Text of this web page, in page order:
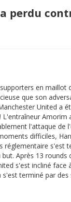
perdu
en
que son
United a
Amorim
l'attaque de
difficiles,
s'est
Après 13 rounds
s'est incliné face
terminé par des